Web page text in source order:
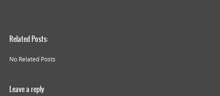
Related Posts:
No Related Posts
Leave a reply